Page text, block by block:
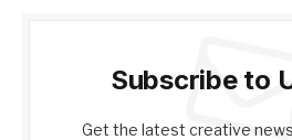
Subscribe to
Get the latest creative